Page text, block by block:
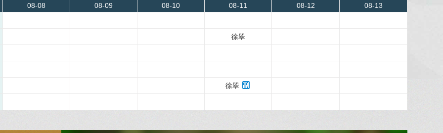
08-08
08-09
08-10
08-11
08-12
08-13
徐翠
徐翠